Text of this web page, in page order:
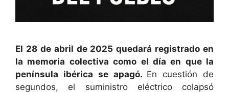
El 28 de abril de 2025 quedará registrado en
la memoria colectiva como el día en que la
península ibérica se apagó. En cuestión de
segundos, el suministro eléctrico colapsó